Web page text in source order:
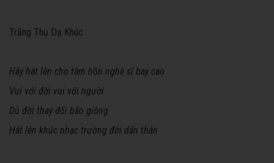
Trăng Thụ Dạ Khúc
Hãy hát lên cho tâm hồn nghệ sĩ bay cao
Vui với đời vui với người
Dù đời thay đổi bão giông
Hát lên khúc nhạc trường đời dấn thân